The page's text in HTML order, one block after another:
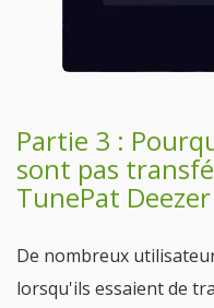
Partie 3 :
sont pas
TunePat
De nombreux
lorsqu'ils essaient de